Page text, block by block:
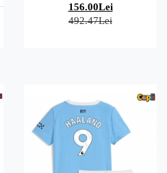
156.00Lei
492.47Lei